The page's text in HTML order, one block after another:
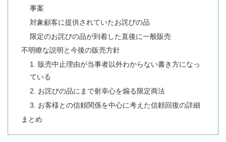
事案
対象顧客に提供されていたお詫びの品
限定のお詫びの品が到着した直後に一般販売
不明瞭な説明と今後の販売方針
1. 販売中止理由が当事者以外わからない書き方になっ
ている
2. お詫びの品にまで射幸心を煽る限定商法
3. お客様との信頼関係を中心に考えた信頼回復の詳細
まとめ